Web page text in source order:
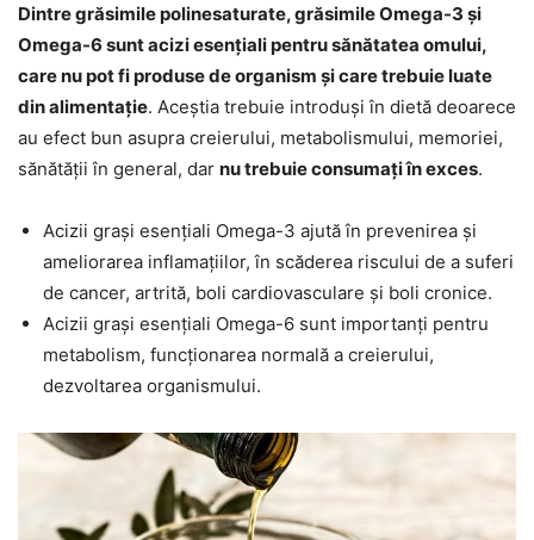
Dintre grăsimile polinesaturate, grăsimile Omega-3 și
Omega-6 sunt acizi esențiali pentru sănătatea omului,
care nu pot fi produse de organism și care trebuie luate
din alimentație. Aceștia trebuie introduși în dietă deoarece
au efect bun asupra creierului, metabolismului, memoriei,
sănătății în general, dar nu trebuie consumați în exces.
Acizii grași esențiali Omega-3 ajută în prevenirea și
ameliorarea inflamațiilor, în scăderea riscului de a suferi
de cancer, artrită, boli cardiovasculare și boli cronice.
Acizii grași esențiali Omega-6 sunt importanți pentru
metabolism, funcționarea normală a creierului,
dezvoltarea organismului.